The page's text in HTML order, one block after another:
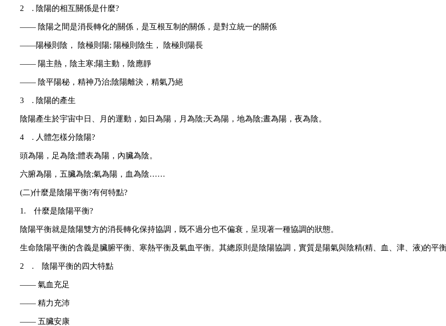
2 . 陰陽的相互關係是什麼?
—— 陰陽之間是消長轉化的關係，是互根互制的關係，是對立統一的關係
——陽極則陰， 陰極則陽; 陽極則陰生， 陰極則陽長
—— 陽主熱，陰主寒;陽主動，陰應靜
—— 陰平陽秘，精神乃治;陰陽離決，精氣乃絕
3 . 陰陽的產生
陰陽產生於宇宙中日、月的運動，如日為陽，月為陰;天為陽，地為陰;晝為陽，夜為陰。
4 . 人體怎樣分陰陽?
頭為陽，足為陰;體表為陽，內臟為陰。
六腑為陽，五臟為陰;氣為陽，血為陰……
(二)什麼是陰陽平衡?有何特點?
1. 什麼是陰陽平衡?
陰陽平衡就是陰陽雙方的消長轉化保持協調，既不過分也不偏衰，呈現著一種協調的狀態。
生命陰陽平衡的含義是臟腑平衡、寒熱平衡及氣血平衡。其總原則是陰陽協調，實質是陽氣與陰精(精、血、津、液)的平衡
2 . 陰陽平衡的四大特點
—— 氣血充足
—— 精力充沛
—— 五臟安康